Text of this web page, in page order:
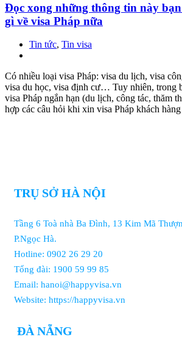
Đọc xong những thông tin này
gì về visa Pháp nữa
Tin tức, Tin visa
Có nhiều loại visa Pháp: visa du lịch, visa
visa du học, visa định cư… Tuy nhiên, trong
visa Pháp ngắn hạn (du lịch, công tác, thăm
hợp các câu hỏi khi xin visa Pháp khách
TRỤ SỞ HÀ NỘI
Tầng 6 Toà nhà Ba Đình, 13 Kim Mã
P.Ngọc Hà.
Hotline: 0902 26 29 20
Tổng đài: 1900 59 99 85
Email: hanoi@happyvisa.vn
Website: https://happyvisa.vn
ĐÀ NẴNG